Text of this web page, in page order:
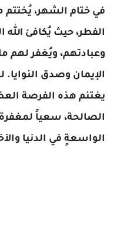
في ختام الشهر،
الفطر، حيث يُكافئ
وعبادتهم، ويُغفر لهم
الإيمان وصدق
يغتنم هذه الفرصة
الصالحة، سعياً لمغفرة
الواسعةٍ في الدنيا